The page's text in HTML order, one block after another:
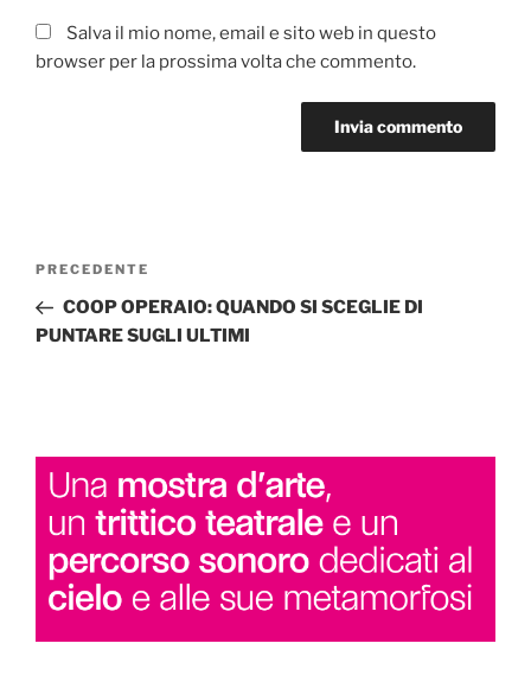
Salva il mio nome, email e sito web in questo
browser per la prossima volta che commento.
Navigazione
Articolo
precedente:
PRECEDENTE
COOP OPERAIO: QUANDO SI SCEGLIE DI
PUNTARE SUGLI ULTIMI